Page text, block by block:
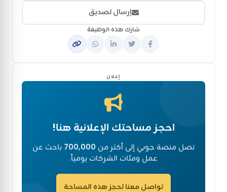
إرسال لصديق
شارك هذه الوظيفة
إعلان
احجز مساحتك الإعلانية هنا!
تصل منصة جوبي إلى أكثر من 700,000 باحث عن
عمل ومئات الشركات يومياً.
تواصل معنا لحجز هذه المساحة